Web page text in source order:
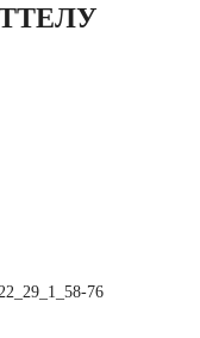
76